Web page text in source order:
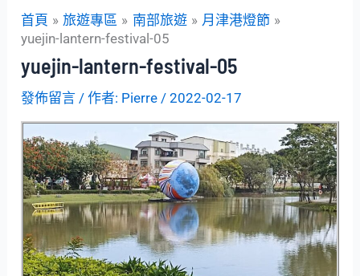
首頁 旅遊專區 南部旅遊
月津港燈節
yuejin-lantern-festival-05
yuejin-lantern-festival-05
發佈留言 / 作者: Pierre /2022-02-17